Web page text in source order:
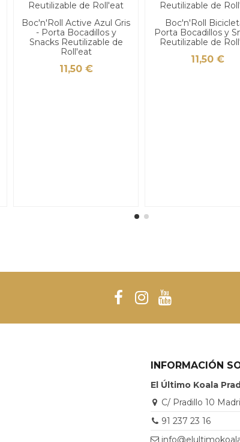
Boc'n'Roll Active Azul Gris
- Porta Bocadillos y
Snacks Reutilizable de
Roll'eat
11,50 €
Boc'n'Roll
Porta Bocadillos y
Reutilizable de
11,50 €
INFORMACIÓN
El Último Koala
C/ Pradillo 10
91 237 23 16